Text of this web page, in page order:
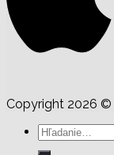
Copyright 2026 ©
Hľadať: